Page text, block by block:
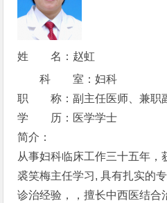
姓 名：赵虹
科 室：妇科
职 称：副主任医师、兼职
学 历：医学学士
简介：
从事妇科临床工作三十五年，
裘笑梅主任学习, 具有扎实的
诊治经验，，擅长中西医结合